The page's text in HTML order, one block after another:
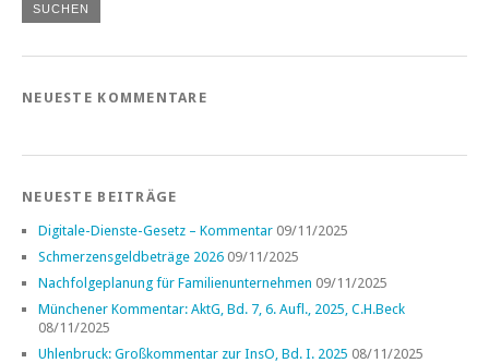
NEUESTE KOMMENTARE
NEUESTE BEITRÄGE
Digitale-Dienste-Gesetz – Kommentar 09/11/2025
Schmerzensgeldbeträge 2026 09/11/2025
Nachfolgeplanung für Familienunternehmen 09/11/2025
Münchener Kommentar: AktG, Bd. 7, 6. Aufl., 2025, C.H.Beck
08/11/2025
Uhlenbruck: Großkommentar zur InsO, Bd. I. 2025 08/11/2025